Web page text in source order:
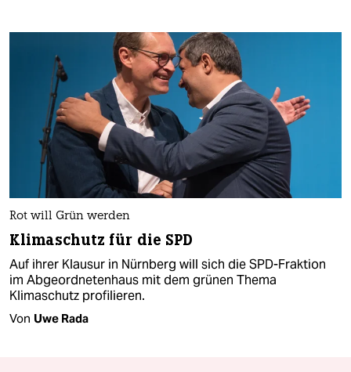
Rot will Grün werden
Klimaschutz für die SPD
Auf ihrer Klausur in Nürnberg will sich die SPD-Fraktion
im Abgeordnetenhaus mit dem grünen Thema
Klimaschutz profilieren.
Von Uwe Rada